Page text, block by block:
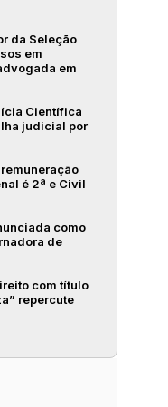
da Seleção
em
em
Científica
judicial por
é 2ª e Civil
como
de
com título
repercute